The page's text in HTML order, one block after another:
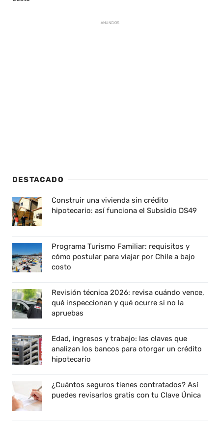
ANUNCIOS
DESTACADO
Construir una vivienda sin crédito
hipotecario: así funciona el Subsidio DS49
Programa Turismo Familiar: requisitos y
cómo postular para viajar por Chile a bajo
costo
Revisión técnica 2026: revisa cuándo vence,
qué inspeccionan y qué ocurre si no la
apruebas
Edad, ingresos y trabajo: las claves que
analizan los bancos para otorgar un crédito
hipotecario
¿Cuántos seguros tienes contratados? Así
puedes revisarlos gratis con tu Clave Única